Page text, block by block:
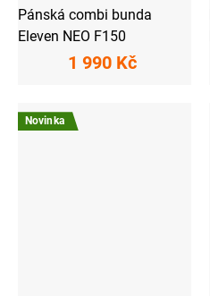
Pánská combi bunda
Eleven NEO F150
1 990 Kč
Novinka